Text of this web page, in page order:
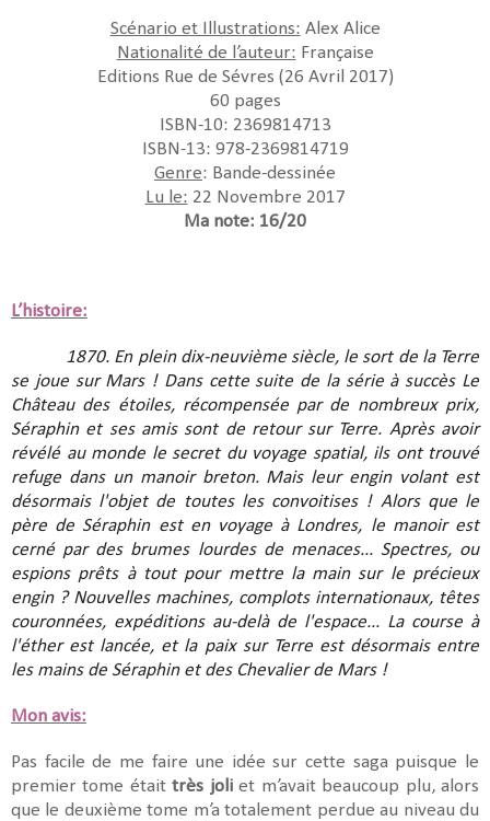
Scénario et Illustrations: Alex Alice
Nationalité de l’auteur: Française
Editions Rue de Sévres (26 Avril 2017)
60 pages
ISBN-10: 2369814713
ISBN-13: 978-2369814719
Genre: Bande-dessinée
Lu le: 22 Novembre 2017
Ma note: 16/20
L’histoire:
1870. En plein dix-neuvième siècle, le sort de la Terre
se joue sur Mars ! Dans cette suite de la série à succès Le
Château des étoiles, récompensée par de nombreux prix,
Séraphin et ses amis sont de retour sur Terre. Après avoir
révélé au monde le secret du voyage spatial, ils ont trouvé
refuge dans un manoir breton. Mais leur engin volant est
désormais l'objet de toutes les convoitises ! Alors que le
père de Séraphin est en voyage à Londres, le manoir est
cerné par des brumes lourdes de menaces... Spectres, ou
espions prêts à tout pour mettre la main sur le précieux
engin ? Nouvelles machines, complots internationaux, têtes
couronnées, expéditions au-delà de l'espace... La course à
l'éther est lancée, et la paix sur Terre est désormais entre
les mains de Séraphin et des Chevalier de Mars !
Mon avis:
Pas facile de me faire une idée sur cette saga puisque le
premier tome étaittrès joliet m’avait beaucoup plu, alors
que le deuxième tome m’a totalement perdue au niveau du